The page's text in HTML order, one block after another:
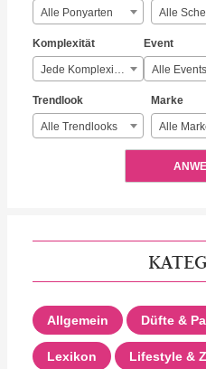
Alle Ponyarten
Komplexität
Jede Komplexität
Event
Alle Events
Trendlook
Alle Trendlooks
Marke
Alle
Allgemein Düfte &
Lexikon Lifestyle &